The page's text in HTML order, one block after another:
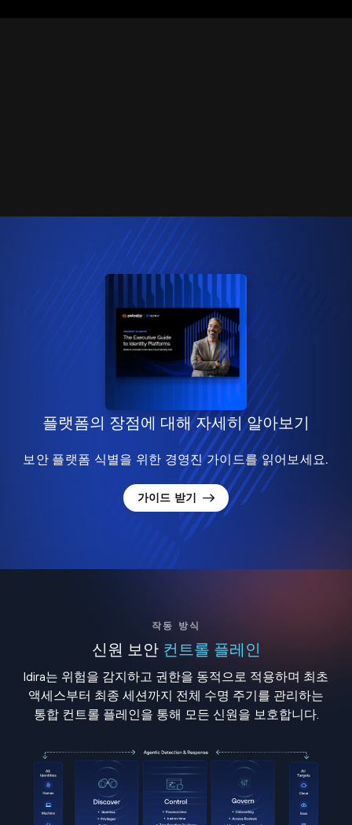
플랫폼의 장점에 대해 자세히 알아보기
보안 플랫폼 식별을 위한 경영진 가이드를 읽어보세요.
가이드 받기
작동 방식
신원 보안 컨트롤 플레인
Idira는 위험을 감지하고 권한을 동적으로 적용하며 최초
액세스부터 최종 세션까지 전체 수명 주기를 관리하는
통합 컨트롤 플레인을 통해 모든 신원을 보호합니다.